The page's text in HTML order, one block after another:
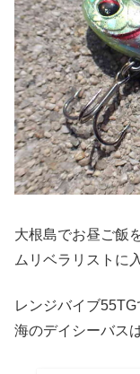
大根島でお昼ご飯
ムリベラリストに
レンジバイブ
海のデイシーバス